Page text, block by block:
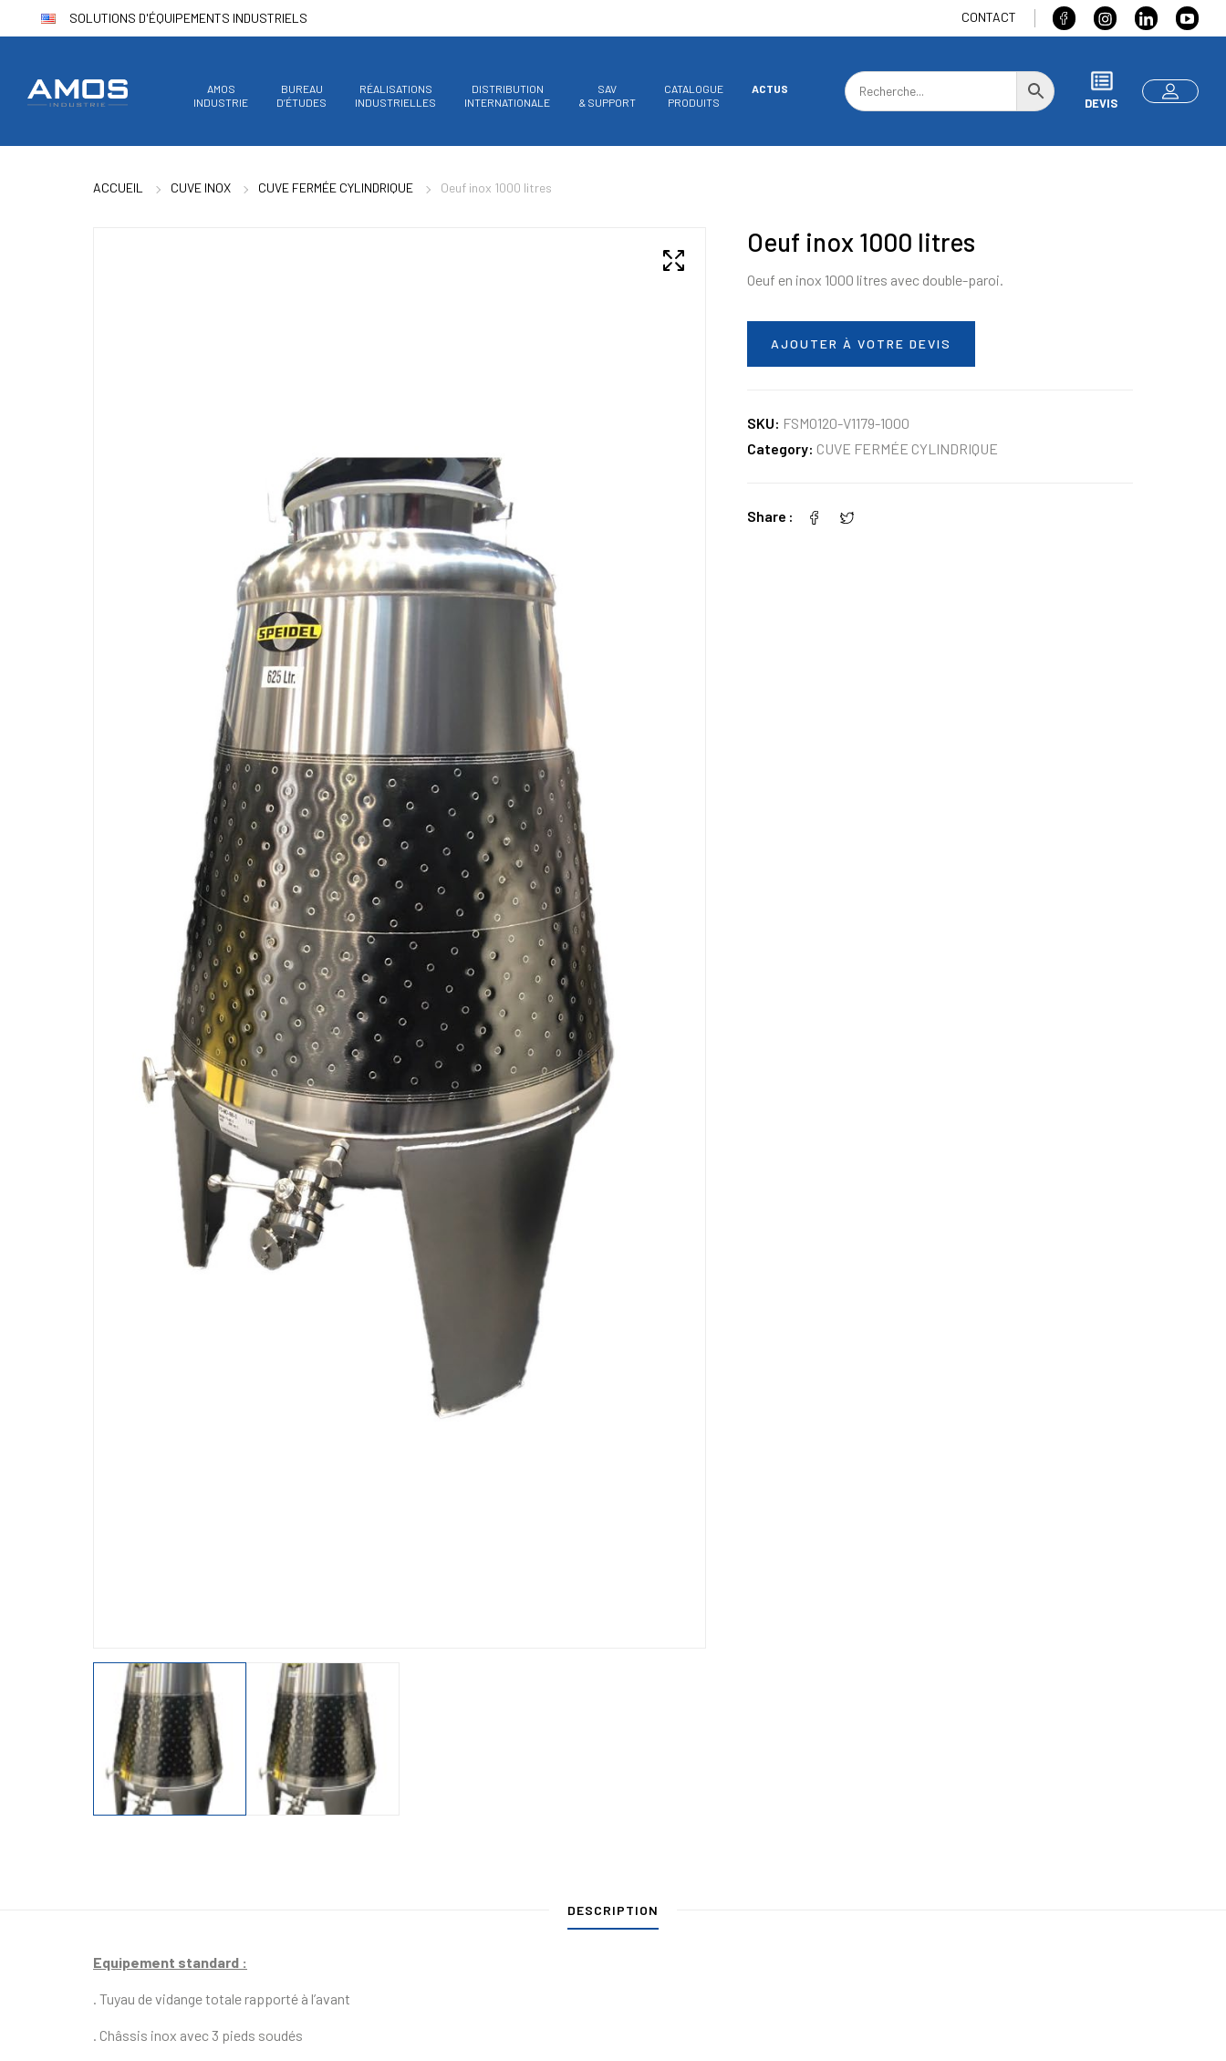
SOLUTIONS D'ÉQUIPEMENTS INDUSTRIELS CONTACT
AMOS
INDUSTRIE
BUREAU
D’ÉTUDES
RÉALISATIONS
INDUSTRIELLES
DISTRIBUTION
INTERNATIONALE
SAV
& SUPPORT
CATALOGUE
PRODUITS
ACTUS
DEVIS
ACCUEIL CUVE INOX CUVE FERMÉE CYLINDRIQUE Oeuf inox 1000 litres
Oeuf inox 1000 litres
Oeuf en inox 1000 litres avec double-paroi.
AJOUTER À VOTRE DEVIS
SKU: FSMO120-V1179-1000
Category: CUVE FERMÉE CYLINDRIQUE
Share
DESCRIPTION
Equipement standard :
. Tuyau de vidange totale rapporté à l’avant
. Châssis inox avec 3 pieds soudés